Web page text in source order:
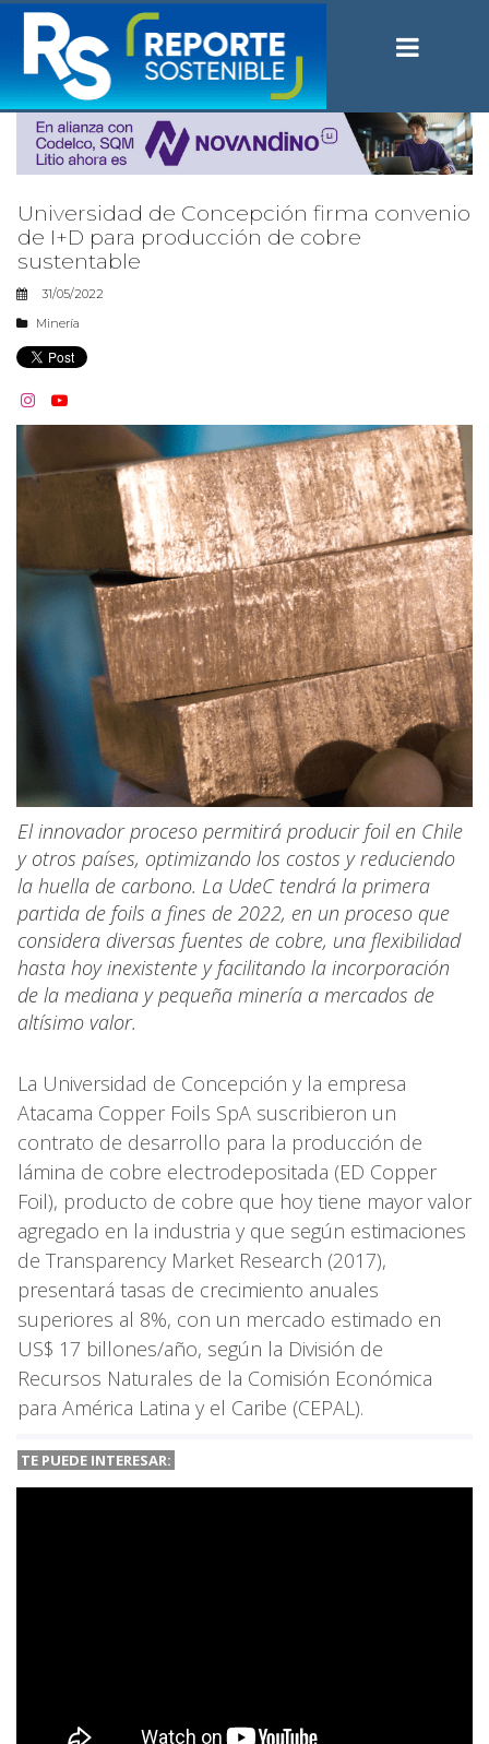
Universidad de Concepción firma convenio
de I+D para producción de cobre
sustentable
31/05/2022
Minería
 
El innovador proceso permitirá producir foil en Chile
y otros países, optimizando los costos y reduciendo
la huella de carbono. La UdeC tendrá la primera
partida de foils a fines de 2022, en un proceso que
considera diversas fuentes de cobre, una flexibilidad
hasta hoy inexistente y facilitando la incorporación
de la mediana y pequeña minería a mercados de
altísimo valor.
La Universidad de Concepción y la empresa
Atacama Copper Foils SpA suscribieron un
contrato de desarrollo para la producción de
lámina de cobre electrodepositada (ED Copper
Foil), producto de cobre que hoy tiene mayor valor
agregado en la industria y que según estimaciones
de Transparency Market Research (2017),
presentará tasas de crecimiento anuales
superiores al 8%, con un mercado estimado en
US$ 17 billones/año, según la División de
Recursos Naturales de la Comisión Económica
para América Latina y el Caribe (CEPAL).
TE PUEDE INTERESAR: